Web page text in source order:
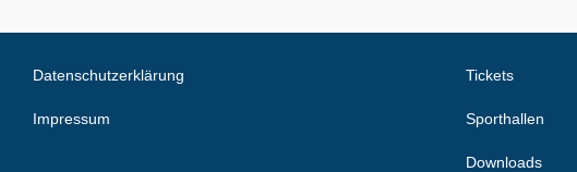
Datenschutzerklärung
Impressum
Tickets
Sporthallen
Downloads